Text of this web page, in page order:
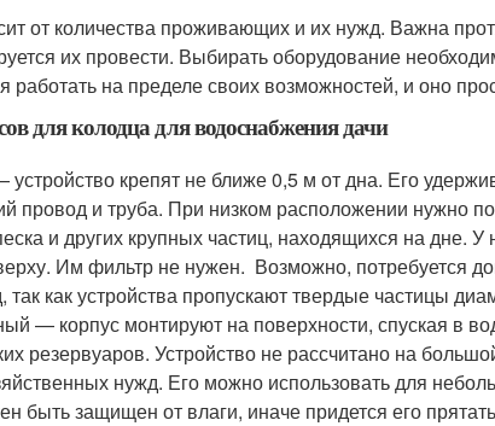
от количества проживающих и их нужд. Важна
их провести. Выбирать оборудование
работать на пределе своих возможностей, и оно
для колодца для водоснабжения дачи
крепят не ближе 0,5 м от дна. Его
провод и труба. При низком расположении нужно
и других крупных частиц, находящихся на дне.
Им фильтр не нужен. Возможно, потребуется
так как устройства пропускают твердые частицы
— корпус монтируют на поверхности, спуская в
резервуаров. Устройство не рассчитано на
нужд. Его можно использовать для
быть защищен от влаги, иначе придется его